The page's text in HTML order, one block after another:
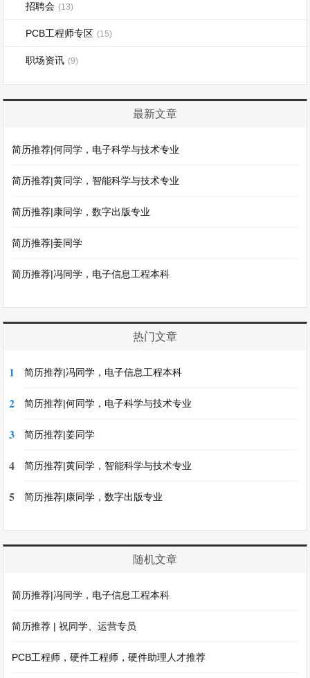
招聘会 (13)
PCB工程师专区 (15)
职场资讯 (9)
最新文章
简历推荐|何同学，电子科学与技术专业
简历推荐|黄同学，智能科学与技术专业
简历推荐|康同学，数字出版专业
简历推荐|姜同学
简历推荐|冯同学，电子信息工程本科
热门文章
1 简历推荐|冯同学，电子信息工程本科
2 简历推荐|何同学，电子科学与技术专业
3 简历推荐|姜同学
4 简历推荐|黄同学，智能科学与技术专业
5 简历推荐|康同学，数字出版专业
随机文章
简历推荐|冯同学，电子信息工程本科
简历推荐 | 祝同学、运营专员
PCB工程师，硬件工程师，硬件助理人才推荐